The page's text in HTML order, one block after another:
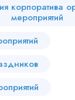
корпоратива
мероприятий